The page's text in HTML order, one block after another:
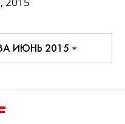
ИЮНЬ 2015